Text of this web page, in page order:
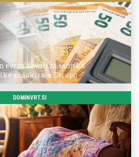
dovolj za sanjsko
so šokirale Evropo
DOMINVRT.SI